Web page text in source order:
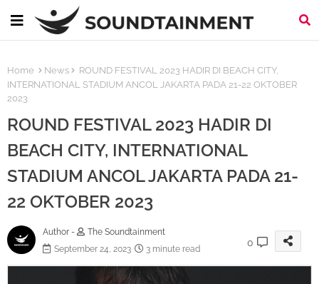
Home News
ROUND FESTIVAL 2023 HADIR DI BEACH CITY,
INTERNATIONAL STADIUM ANCOL JAKARTA PADA 21-22 OKTOBER
2023
ROUND FESTIVAL 2023 HADIR DI
BEACH CITY, INTERNATIONAL
STADIUM ANCOL JAKARTA PADA 21-
22 OKTOBER 2023
Author -
The Soundtainment
September 24, 2023
3 minute read
0